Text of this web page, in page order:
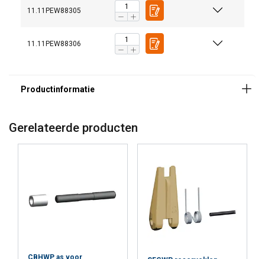
11.11PEW88305
11.11PEW88306
Gerelateerde producten
CBHWP as voor